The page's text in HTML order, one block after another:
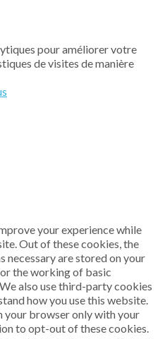
pour améliorer votre
de visites de manière
your experience while
Out of these cookies, the
necessary are stored on your
the working of basic
also use third-party cookies
how you use this website.
your browser only with your
to opt-out of these cookies.